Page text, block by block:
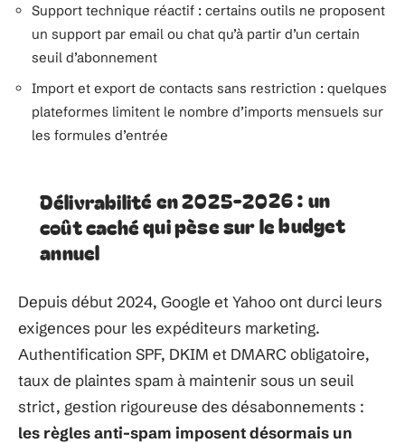
Support technique réactif : certains outils ne proposent
un support par email ou chat qu’à partir d’un certain
seuil d’abonnement
Import et export de contacts sans restriction : quelques
plateformes limitent le nombre d’imports mensuels sur
les formules d’entrée
Délivrabilité en 2025-2026 : un
coût caché qui pèse sur le budget
annuel
Depuis début 2024, Google et Yahoo ont durci leurs
exigences pour les expéditeurs marketing.
Authentification SPF, DKIM et DMARC obligatoire,
taux de plaintes spam à maintenir sous un seuil
strict, gestion rigoureuse des désabonnements :
les règles anti-spam imposent désormais un